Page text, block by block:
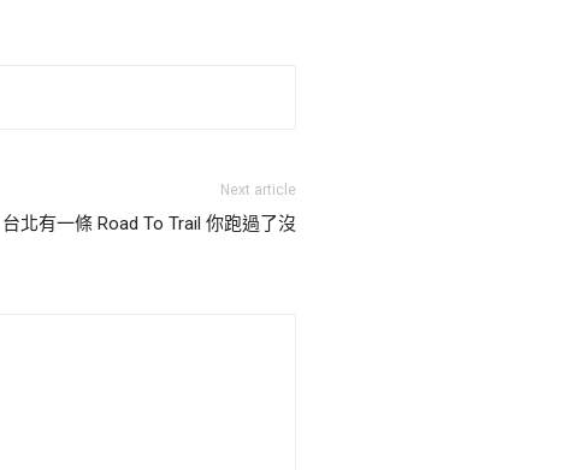
Next article
台北有一條 Road To Trail 你跑過了沒